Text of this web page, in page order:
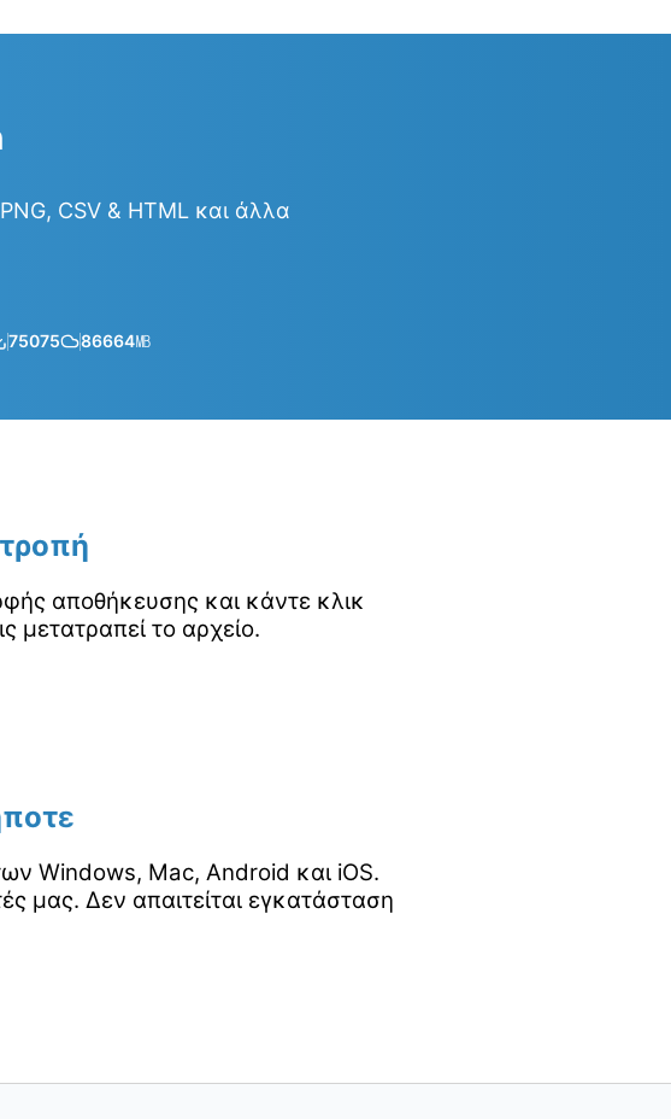
CSV & HTML και άλλα
75075 86664㎆︎
αποθήκευσης και κάντε κλικ
το αρχείο.
Windows, Mac, Android και iOS.
μας. Δεν απαιτείται εγκατάσταση